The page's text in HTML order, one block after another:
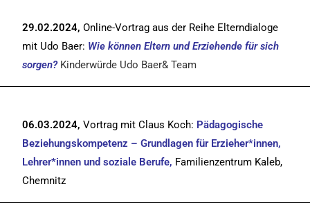
29.02.2024, Online-Vortrag aus der Reihe Elterndialoge
mit Udo Baer: Wie können Eltern und Erziehende für sich
sorgen? Kinderwürde Udo Baer& Team
06.03.2024, Vortrag mit Claus Koch: Pädagogische
Beziehungskompetenz – Grundlagen für Erzieher*innen,
Lehrer*innen und soziale Berufe, Familienzentrum Kaleb,
Chemnitz